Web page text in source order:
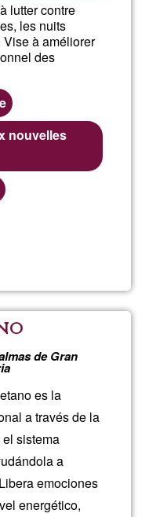
lutter contre
les nuits
à améliorer
des
nouvelles
Soin
REIKI
de Gran
es la
a través de la
sistema
a
emociones
energético,